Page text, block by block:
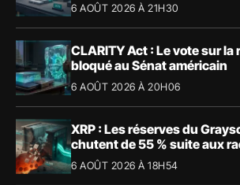
6 AOÛT 2026 À 21H30
CLARITY Act : Le vote sur
bloqué au Sénat américain
6 AOÛT 2026 À 20H06
XRP : Les réserves du
chutent de 55 % suite aux
6 AOÛT 2026 À 18H54